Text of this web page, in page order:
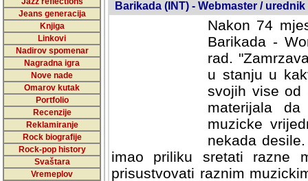
Jeans generacija
Knjiga
Linkovi
Nadirov spomenar
Nagradna igra
Nove nade
Omarov kutak
Portfolio
Recenzije
Reklamiranje
Rock biografije
Rock-pop history
Svaštara
Vremeplov
Barikada (INT) - Webmaster / urednik
Nakon 74
Barikada -
rad.
u stanju u
svojih vise od
materijala
muzicke
nekada
imao priliku sretati razne
prisustvovati raznim